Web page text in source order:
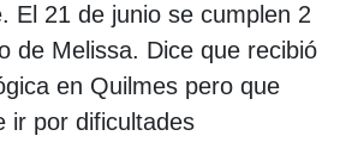
El 21 de junio se cumplen 2
de Melissa. Dice que recibió
en Quilmes pero que
ir por dificultades